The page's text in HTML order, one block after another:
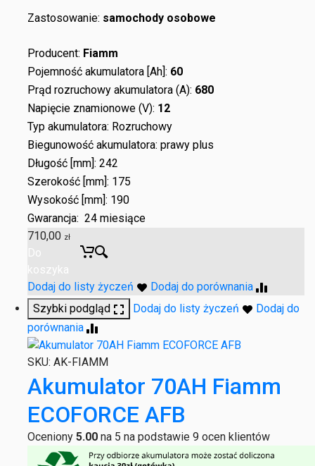
Zastosowanie: samochody osobowe
Producent: Fiamm
Pojemność akumulatora [Ah]: 60
Prąd rozruchowy akumulatora (A): 680
Napięcie znamionowe (V): 12
Typ akumulatora: Rozruchowy
Biegunowość akumulatora: prawy plus
Długość [mm]: 242
Szerokość [mm]: 175
Wysokość [mm]: 190
Gwarancja: 24 miesiące
710,00 zł
Do
koszyka
Dodaj do listy życzeń
Dodaj do porównania
Szybki podgląd
Dodaj do listy życzeń
Dodaj do
porównania
SKU: AK-FIAMM
Akumulator 70AH Fiamm
ECOFORCE AFB
Oceniony 5.00 na 5 na podstawie 9 ocen klientów